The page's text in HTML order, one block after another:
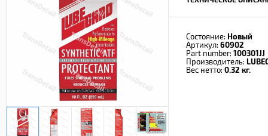
Состояние: Новый
Артикул: 60902
Part number: 100301JJ
Производитель:
Вес нетто: 0.32 кг.